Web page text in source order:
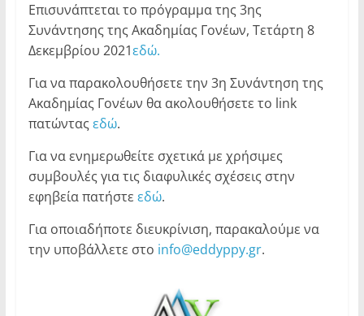
Επισυνάπτεται το πρόγραμμα της 3ης
Συνάντησης της Ακαδημίας Γονέων, Τετάρτη 8
Δεκεμβρίου 2021εδώ.
Για να παρακολουθήσετε την 3η Συνάντηση της
Ακαδημίας Γονέων θα ακολουθήσετε το link
πατώντας εδώ.
Για να ενημερωθείτε σχετικά με χρήσιμες
συμβουλές για τις διαφυλικές σχέσεις στην
εφηβεία πατήστε εδώ.
Για οποιαδήποτε διευκρίνιση, παρακαλούμε να
την υποβάλλετε στο info@eddyppy.gr.